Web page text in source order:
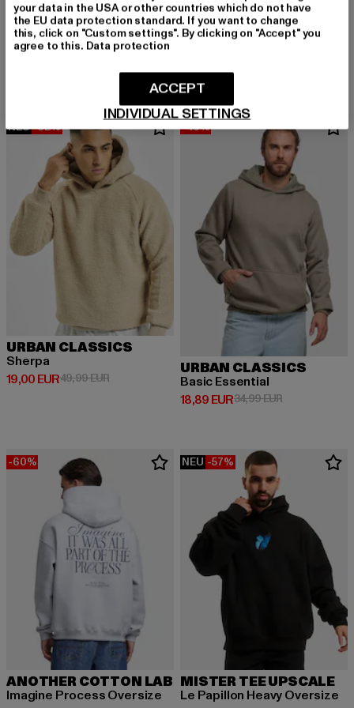
KARL KANI
Signature
URBAN CLASSICS
NEU -62%
URBAN CLASSICS
Sherpa
19,00 EUR
Derzeitiger Preis: 19,00 EUR
49,99 EURAktionspreis: 49,99 EUR
-46%
URBAN CLASSICS
Basic Essential
18,89 EUR
Derzeitiger Preis: 18,89 EUR
34,99 EURAktionspreis:
-60%
ANOTHER COTTON LAB
Imagine Process Oversize
NEU -57%
MISTER TEE UPSCALE
Le Papillon Heavy Oversize
your data in the USA or other countries which do not have
the EU data protection standard. If you want to change
this, click on "Custom settings". By clicking on "Accept" you
agree to this. Data protection
INDIVIDUAL SETTINGS
ACCEPT